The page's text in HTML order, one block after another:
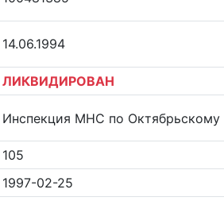
14.06.1994
ЛИКВИДИРОВАН
Инспекция МНС по Октябрьскому
105
1997-02-25